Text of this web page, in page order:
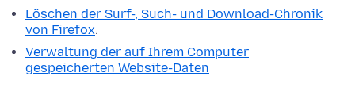
Löschen der Surf-, Such- und Download-Chronik
von Firefox.
Verwaltung der auf Ihrem Computer
gespeicherten Website-Daten